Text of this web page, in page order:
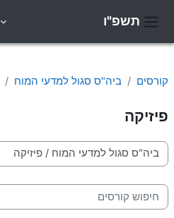
תשפ"ו
קורסים ביה"ס סגול למדעי המוח
פיזיקה
קטגוריות קורסים
חיפוש קורסים